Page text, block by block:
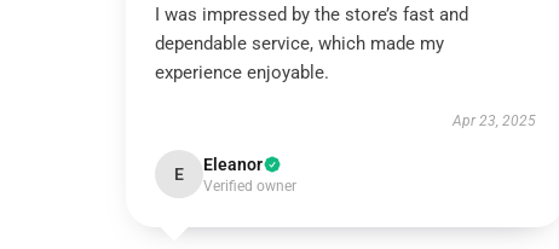
I was impressed by the store’s fast and
dependable service, which made my
experience enjoyable.
Apr 23, 2025
E Eleanor
Verified owner